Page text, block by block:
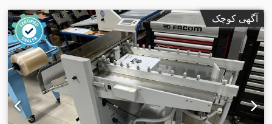
آگهی کوچک